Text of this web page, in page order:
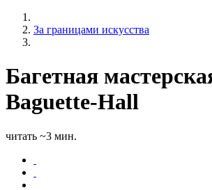
За границами искусства
Багетная
Baguette-Hall
читать ~3 мин.